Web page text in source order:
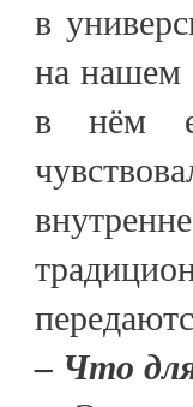
в
на нашем
в нём
– Что